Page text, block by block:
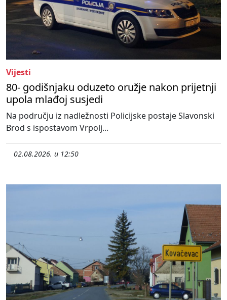
Vijesti
80- godišnjaku oduzeto oružje nakon prijetnji
upola mlađoj susjedi
Na području iz nadležnosti Policijske postaje Slavonski
Brod s ispostavom Vrpolj...
02.08.2026. u 12:50